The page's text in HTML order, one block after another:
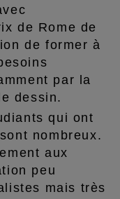
de Rome de
de former à
par la
dessin.
qui ont
nombreux.
aux
peu
mais très